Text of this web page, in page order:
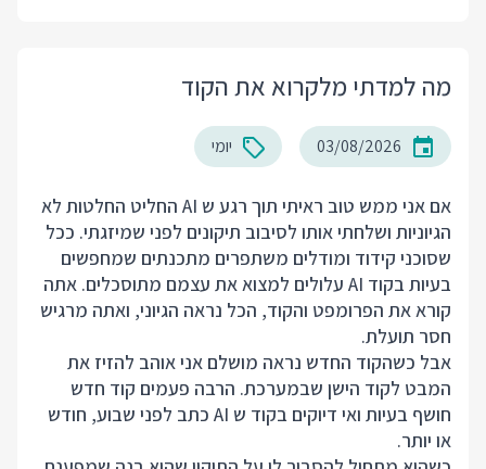
מה למדתי מלקרוא את הקוד
03/08/2026 יומי
אם אני ממש טוב ראיתי תוך רגע ש AI החליט החלטות לא
הגיוניות ושלחתי אותו לסיבוב תיקונים לפני שמיזגתי. ככל
שסוכני קידוד ומודלים משתפרים מתכנתים שמחפשים
בעיות בקוד AI עלולים למצוא את עצמם מתוסכלים. אתה
קורא את הפרומפט והקוד, הכל נראה הגיוני, ואתה מרגיש
חסר תועלת.
אבל כשהקוד החדש נראה מושלם אני אוהב להזיז את
המבט לקוד הישן שבמערכת. הרבה פעמים קוד חדש
חושף בעיות ואי דיוקים בקוד ש AI כתב לפני שבוע, חודש
או יותר.